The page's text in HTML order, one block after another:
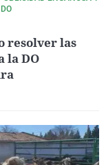
resolver las
la DO